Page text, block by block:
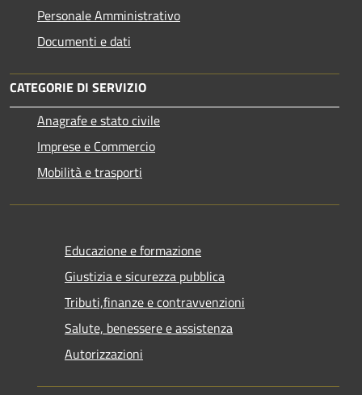
Personale Amministrativo
Documenti e dati
CATEGORIE DI SERVIZIO
Anagrafe e stato civile
Imprese e Commercio
Mobilità e trasporti
Educazione e formazione
Giustizia e sicurezza pubblica
Tributi,finanze e contravvenzioni
Salute, benessere e assistenza
Autorizzazioni